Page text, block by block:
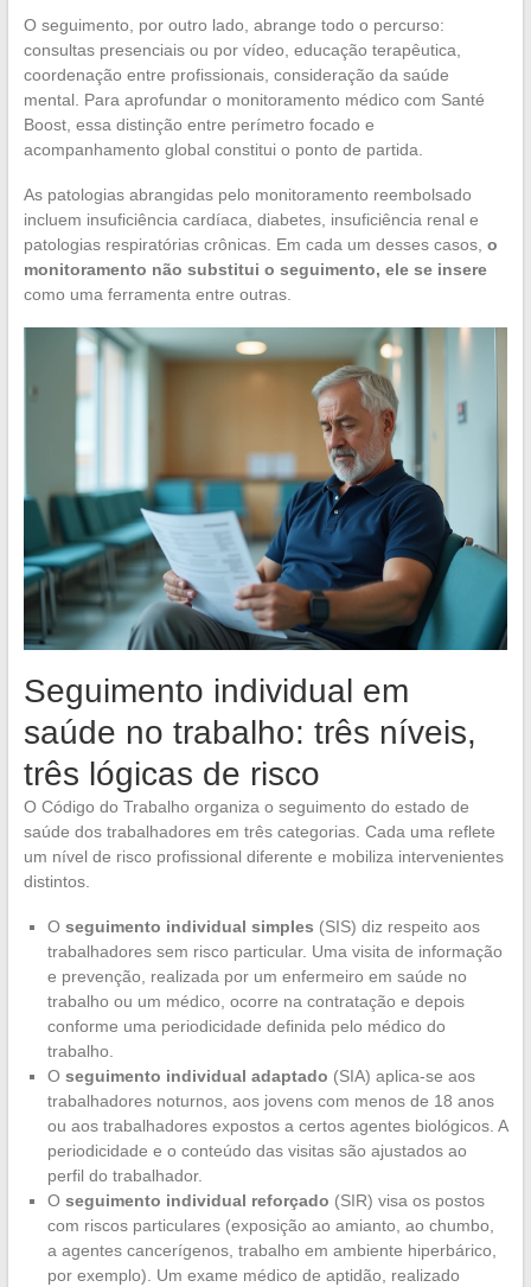
O seguimento, por outro lado, abrange todo o percurso:
consultas presenciais ou por vídeo, educação terapêutica,
coordenação entre profissionais, consideração da saúde
mental. Para aprofundar o monitoramento médico com Santé
Boost, essa distinção entre perímetro focado e
acompanhamento global constitui o ponto de partida.
As patologias abrangidas pelo monitoramento reembolsado
incluem insuficiência cardíaca, diabetes, insuficiência renal e
patologias respiratórias crônicas. Em cada um desses casos, o
monitoramento não substitui o seguimento, ele se insere
como uma ferramenta entre outras.
Seguimento individual em
saúde no trabalho: três níveis,
três lógicas de risco
O Código do Trabalho organiza o seguimento do estado de
saúde dos trabalhadores em três categorias. Cada uma reflete
um nível de risco profissional diferente e mobiliza intervenientes
distintos.
O seguimento individual simples (SIS) diz respeito aos
trabalhadores sem risco particular. Uma visita de informação
e prevenção, realizada por um enfermeiro em saúde no
trabalho ou um médico, ocorre na contratação e depois
conforme uma periodicidade definida pelo médico do
trabalho.
O seguimento individual adaptado (SIA) aplica-se aos
trabalhadores noturnos, aos jovens com menos de 18 anos
ou aos trabalhadores expostos a certos agentes biológicos. A
periodicidade e o conteúdo das visitas são ajustados ao
perfil do trabalhador.
O seguimento individual reforçado (SIR) visa os postos
com riscos particulares (exposição ao amianto, ao chumbo,
a agentes cancerígenos, trabalho em ambiente hiperbárico,
por exemplo). Um exame médico de aptidão, realizado